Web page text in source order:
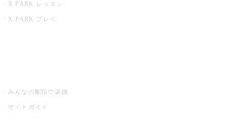
X PARK レッスン
X PARK プレイ
みんなの配信中楽曲
サイトガイド